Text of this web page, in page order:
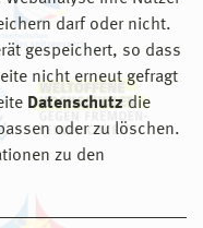
darf oder nicht.
gespeichert, so dass
nicht erneut gefragt
Datenschutz die
oder zu löschen.
zu den